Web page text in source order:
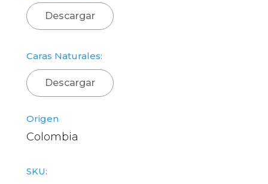
Descargar
Caras Naturales:
Descargar
Origen
Colombia
SKU: